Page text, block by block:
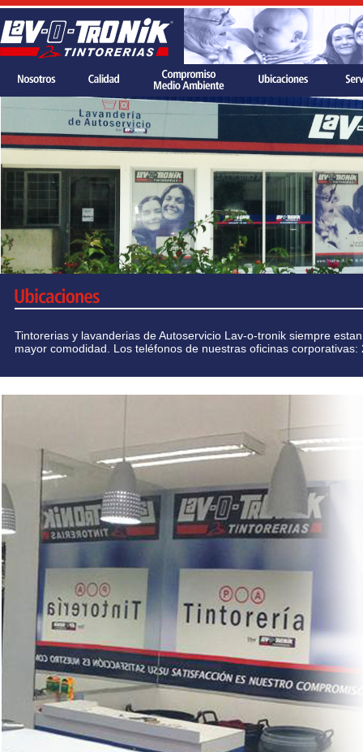
Tintorerias y lavanderias de Autoservicio Lav-o-tronik siempre
mayor comodidad. Los teléfonos de nuestras oficinas